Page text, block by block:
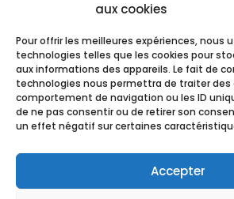
aux cookies
Pour offrir les meilleures expériences, nous
technologies telles que les cookies pour
aux informations des appareils. Le fait de
technologies nous permettra de traiter des
comportement de navigation ou les ID
de ne pas consentir ou de retirer son
un effet négatif sur certaines
Accepter
NOUS